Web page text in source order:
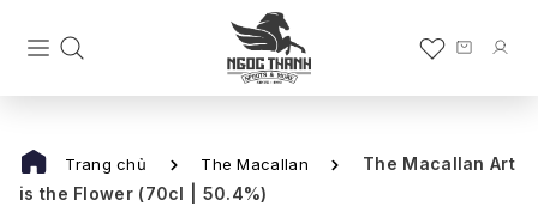
Trang chủ The Macallan
The Macallan Art
is the Flower (70cl | 50.4%)